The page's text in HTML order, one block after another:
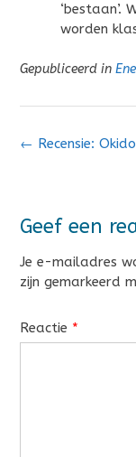
‘bestaan’.
worden
Gepubliceerd in
Bericht
← Recensie:
Geef een
Je e-mailadres
zijn gemarkeerd
Reactie *